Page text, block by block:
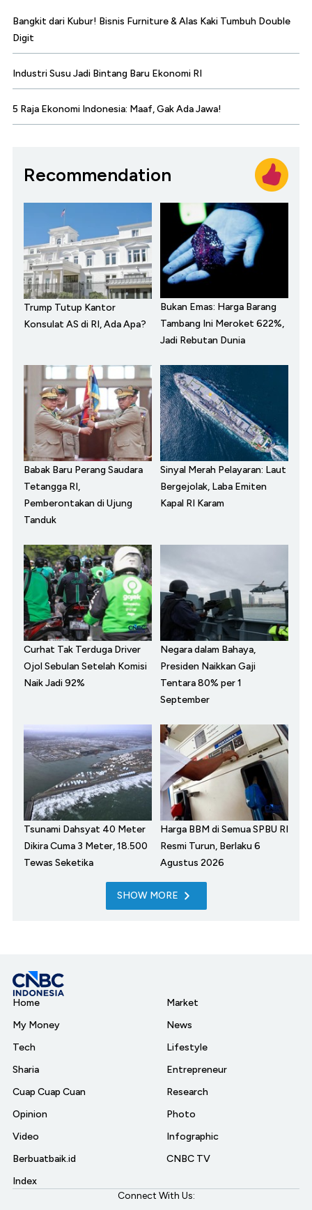
Bangkit dari Kubur! Bisnis Furniture & Alas Kaki Tumbuh Double
Digit
Industri Susu Jadi Bintang Baru Ekonomi RI
5 Raja Ekonomi Indonesia: Maaf, Gak Ada Jawa!
Recommendation
Trump Tutup Kantor
Konsulat AS di RI, Ada Apa?
Bukan Emas: Harga Barang
Tambang Ini Meroket 622%,
Jadi Rebutan Dunia
Babak Baru Perang Saudara
Tetangga RI,
Pemberontakan di Ujung
Tanduk
Sinyal Merah Pelayaran: Laut
Bergejolak, Laba Emiten
Kapal RI Karam
Curhat Tak Terduga Driver
Ojol Sebulan Setelah Komisi
Naik Jadi 92%
Negara dalam Bahaya,
Presiden Naikkan Gaji
Tentara 80% per 1
September
Tsunami Dahsyat 40 Meter
Dikira Cuma 3 Meter, 18.500
Tewas Seketika
Harga BBM di Semua SPBU RI
Resmi Turun, Berlaku 6
Agustus 2026
SHOW MORE
Home
My Money
Tech
Sharia
Cuap Cuap Cuan
Opinion
Video
Berbuatbaik.id
Index
Market
News
Lifestyle
Entrepreneur
Research
Photo
Infographic
CNBC TV
Connect With Us: